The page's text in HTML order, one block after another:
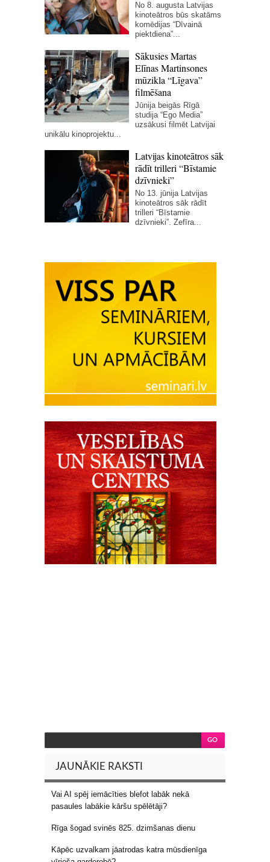
No 8. augusta Latvijas
kinoteātros būs skatāms
komēdijas “Dīvainā
piektdiena”...
Sākusies Martas
Elīnas Martinsones
mūzikla “Līgava”
filmēšana
Jūnija beigās Rīgā
studija “Ego Media”
uzsākusi filmēt Latvijai
unikālu kinoprojektu...
Latvijas kinoteātros sāk
rādīt trilleri “Bīstamie
dzīvnieki”
No 13. jūnija Latvijas
kinoteātros sāk rādīt
trilleri “Bīstamie
dzīvnieki”. Zefīra...
JAUNĀKIE RAKSTI
Vai AI spēj iemācīties blefot labāk nekā
pasaules labākie kāršu spēlētāji?
Rīga šogad svinēs 825. dzimšanas dienu
Kāpēc uzvalkam jāatrodas katra mūsdienīga